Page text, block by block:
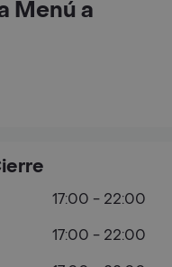
Menú a
17:00 - 22:00
17:00 - 22:00